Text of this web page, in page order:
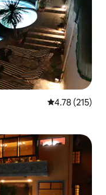
Calificación
4.78 (215)